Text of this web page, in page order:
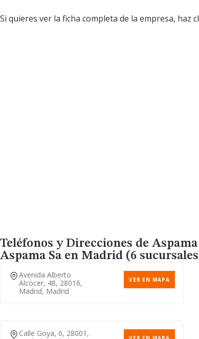
Si quieres ver la ficha completa de la empresa, haz
Teléfonos y Direcciones de
Aspama Saen Madrid (6
Avenida Alberto
Alcocer, 48, 28016,
Madrid, Madrid
VER EN MAPA
Calle Goya, 6, 28001,